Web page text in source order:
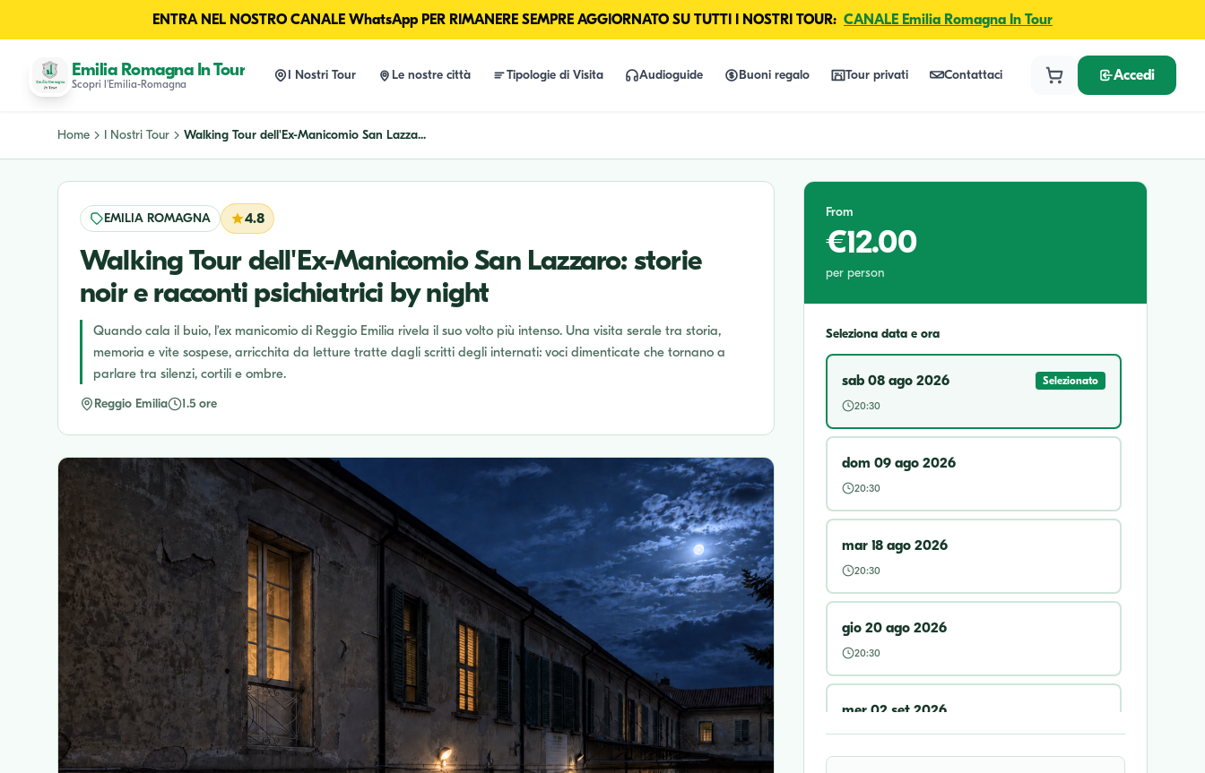
ENTRA NEL NOSTRO CANALE WhatsApp PER RIMANERE SEMPRE AGGIORNATO SU TUTTI I NOSTRI TOUR: CANALE Emilia Romagna In Tour
Emilia Romagna In Tour
Scopri l'Emilia-Romagna
I Nostri Tour Le nostre città Tipologie di Visita Audioguide Buoni regalo Tour privati Contattaci Accedi
Home I Nostri Tour Walking Tour dell'Ex-Manicomio San Lazza...
EMILIA ROMAGNA 4.8
Walking Tour dell'Ex-Manicomio San Lazzaro: storie
noir e racconti psichiatrici by night
Quando cala il buio, l’ex manicomio di Reggio Emilia rivela il suo volto più intenso. Una visita serale tra storia,
memoria e vite sospese, arricchita da letture tratte dagli scritti degli internati: voci dimenticate che tornano a
parlare tra silenzi, cortili e ombre.
Reggio Emilia 1.5 ore
From
€12.00
per person
Seleziona data e ora
sab 08 ago 2026
Selezionato
20:30
dom 09 ago 2026
20:30
mar 18 ago 2026
20:30
gio 20 ago 2026
20:30
mer 02 set 2026
20:30